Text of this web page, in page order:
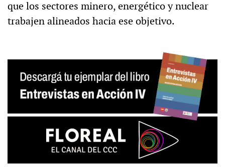
que los sectores minero, energético y nuclear
trabajen alineados hacia ese objetivo.